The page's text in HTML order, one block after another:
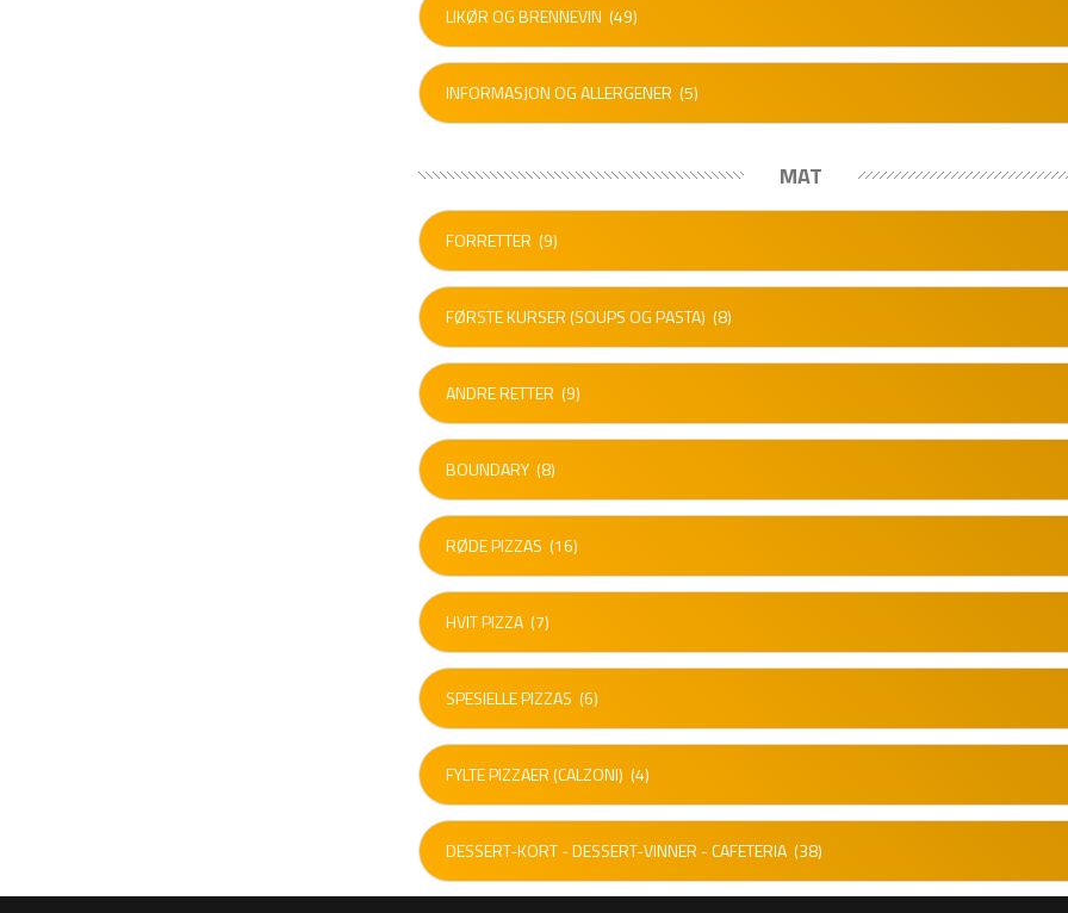
LIKØR OG BRENNEVIN (49)
INFORMASJON OG ALLERGENER (5)
MAT
FORRETTER (9)
FØRSTE KURSER (SOUPS OG PASTA) (8)
ANDRE RETTER (9)
BOUNDARY (8)
RØDE PIZZAS (16)
HVIT PIZZA (7)
SPESIELLE PIZZAS (6)
FYLTE PIZZAER (CALZONI) (4)
DESSERT-KORT - DESSERT-VINNER - CAFETERIA (38)